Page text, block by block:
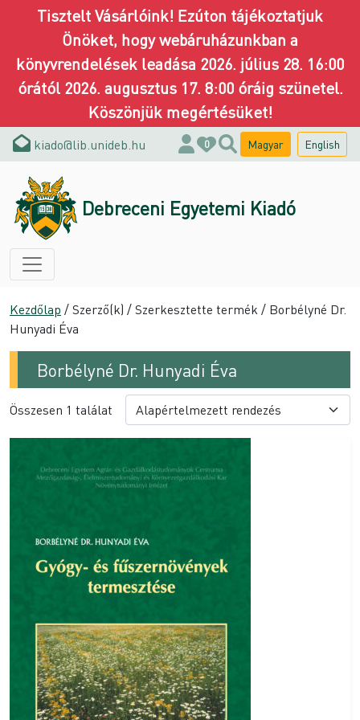
Tisztelt Vásárlóink! Ezúton tájékoztatjuk
Önöket, hogy webáruházunkban a
könyvrendelések leadása 2026. július 28. 16:00
órától 2026. augusztus 17. 8:00 óráig szünetel.
Köszönjük megértésüket!
kiado@lib.unideb.hu 0 Magyar English
Debreceni Egyetemi Kiadó
Kezdőlap / Szerző(k) / Szerkesztette termék / Borbélyné Dr.
Hunyadi Éva
Borbélyné Dr. Hunyadi Éva
Összesen 1 találat